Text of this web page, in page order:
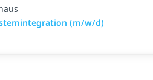
(m/w/d)